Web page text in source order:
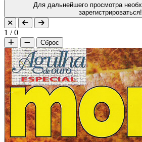
Для дальнейшего просмотра необходимо войти или
зарегистрироваться!
1 /0
Сброс